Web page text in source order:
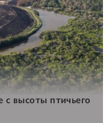
с высоты птичьего